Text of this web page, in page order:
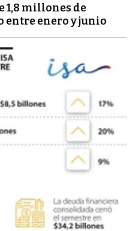
1,8 millones de
entre enero y junio